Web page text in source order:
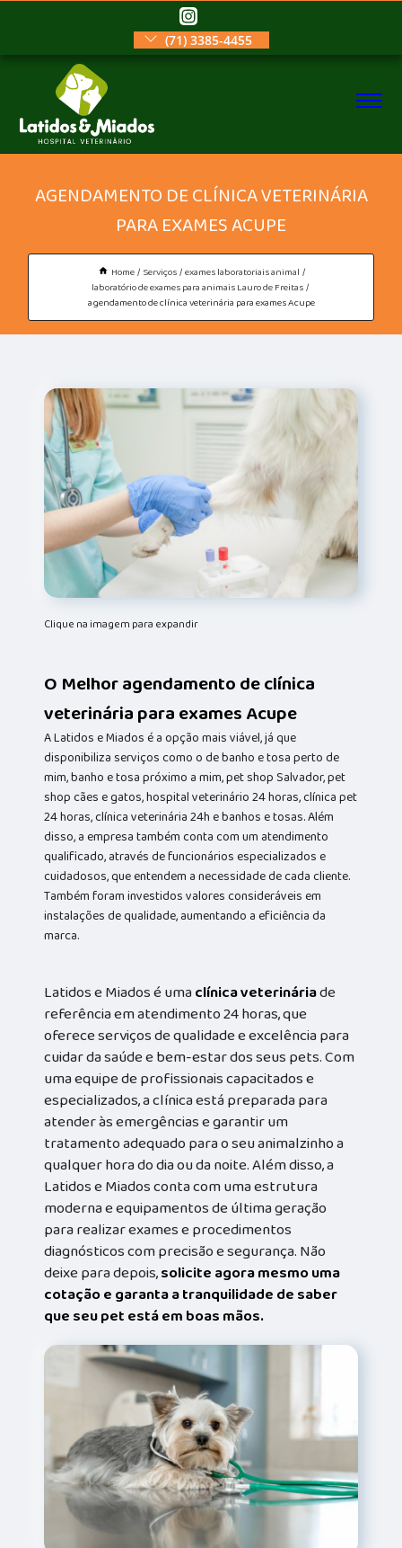
(71) 3385-4455
AGENDAMENTO DE CLÍNICA VETERINÁRIA
PARA EXAMES ACUPE
Home Serviços exames laboratoriais animal
laboratório de exames para animais Lauro de Freitas
agendamento de clínica veterinária para exames Acupe
Clique na imagem para expandir
O Melhor agendamento de clínica
veterinária para exames Acupe
A Latidos e Miados é a opção mais viável, já que
disponibiliza serviços como o de banho e tosa perto de
mim, banho e tosa próximo a mim, pet shop Salvador, pet
shop cães e gatos, hospital veterinário 24 horas, clínica pet
24 horas, clínica veterinária 24h e banhos e tosas. Além
disso, a empresa também conta com um atendimento
qualificado, através de funcionários especializados e
cuidadosos, que entendem a necessidade de cada cliente.
Também foram investidos valores consideráveis em
instalações de qualidade, aumentando a eficiência da
marca.
Latidos e Miados é umaclínica veterináriade
referência em atendimento 24 horas, que
oferece serviços de qualidade e excelência para
cuidar da saúde e bem-estar dos seus pets. Com
uma equipe de profissionais capacitados e
especializados, a clínica está preparada para
atender às emergências e garantir um
tratamento adequado para o seu animalzinho a
qualquer hora do dia ou da noite. Além disso, a
Latidos e Miados conta com uma estrutura
moderna e equipamentos de última geração
para realizar exames e procedimentos
diagnósticos com precisão e segurança. Não
deixe para depois,solicite agora mesmo uma
cotação e garanta a tranquilidade de saber
que seu pet está em boas mãos.